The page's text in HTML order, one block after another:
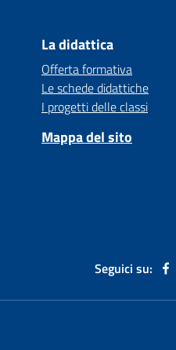
La didattica
Offerta formativa
Le schede didattiche
I progetti delle classi
Mappa del sito
Seguici su: